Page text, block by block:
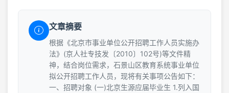
文章摘要
根据《北京市事业单位公开招聘工作人员实施办
法》(京人社专技发〔2010〕102号)等文件精
神，结合岗位需求，石景山区教育系统事业单位
拟公开招聘工作人员，现将有关事项公告如下：
一、招聘对象 (一)北京生源应届毕业生 1.列入国